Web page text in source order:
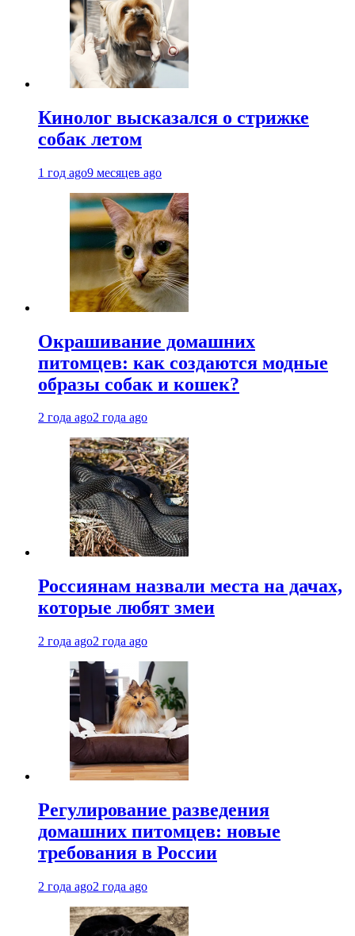
Кинолог высказался о стрижке
собак летом
1 год ago9 месяцев ago
Окрашивание домашних
питомцев: как создаются модные
образы собак и кошек?
2 года ago2 года ago
Россиянам назвали места на дачах,
которые любят змеи
2 года ago2 года ago
Регулирование разведения
домашних питомцев: новые
требования в России
2 года ago2 года ago